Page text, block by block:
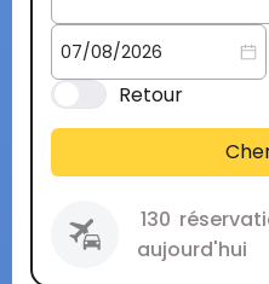
Retour
130
aujourd'hui